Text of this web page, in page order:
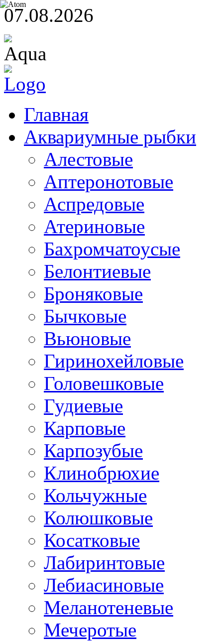
07.08.2026
Главная
Аквариумные рыбки
Алестовые
Аптеронотовые
Аспредовые
Атериновые
Бахромчатоусые
Белонтиевые
Броняковые
Бычковые
Вьюновые
Гиринохейловые
Головешковые
Гудиевые
Карповые
Карпозубые
Клинобрюхие
Кольчужные
Колюшковые
Косатковые
Лабиринтовые
Лебиасиновые
Меланотеневые
Мечеротые